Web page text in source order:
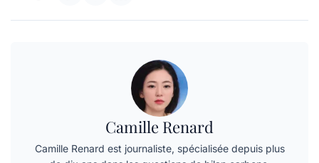
Camille Renard
Camille Renard est journaliste, spécialisée depuis plus